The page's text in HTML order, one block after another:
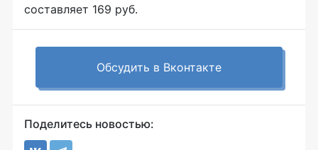
составляет 169 руб.
Обсудить в Вконтакте
Поделитесь новостью: